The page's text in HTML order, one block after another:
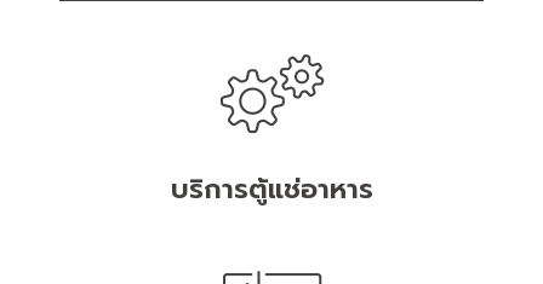
บริการตู้แช่อาหาร